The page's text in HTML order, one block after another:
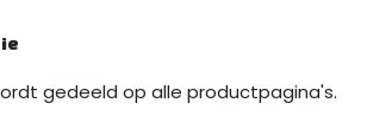
gedeeld op alle productpagina's.